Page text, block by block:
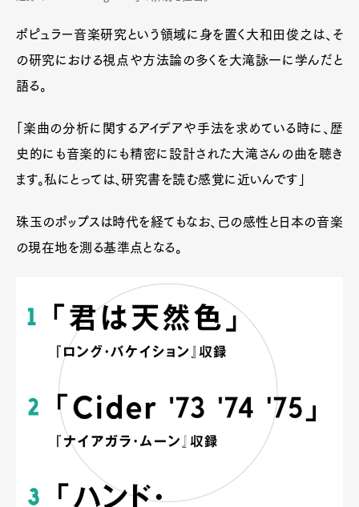
ポピュラー音楽研究という領域に身を置く大和田俊之は、そ
の研究における視点や方法論の多くを大滝詠一に学んだと
語る。
「楽曲の分析に関するアイデアや手法を求めている時に、歴
史的にも音楽的にも精密に設計された大滝さんの曲を聴き
ます。私にとっては、研究書を読む感覚に近いんです」
珠玉のポップスは時代を経てもなお、己の感性と日本の音楽
の現在地を測る基準点となる。